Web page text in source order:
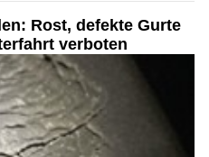
Rost, defekte Gurte
verboten